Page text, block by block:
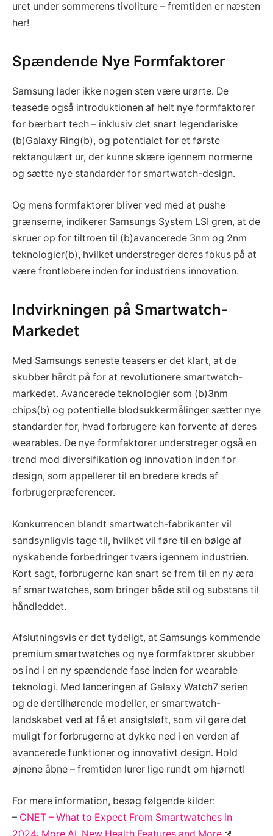
uret under sommerens tivoliture – fremtiden er næsten
her!
Spændende Nye Formfaktorer
Samsung lader ikke nogen sten være urørte. De
teasede også introduktionen af helt nye formfaktorer
for bærbart tech – inklusiv det snart legendariske
(b)Galaxy Ring(b), og potentialet for et første
rektangulært ur, der kunne skære igennem normerne
og sætte nye standarder for smartwatch-design.
Og mens formfaktorer bliver ved med at pushe
grænserne, indikerer Samsungs System LSI gren, at de
skruer op for tiltroen til (b)avancerede 3nm og 2nm
teknologier(b), hvilket understreger deres fokus på at
være frontløbere inden for industriens innovation.
Indvirkningen på Smartwatch-
Markedet
Med Samsungs seneste teasers er det klart, at de
skubber hårdt på for at revolutionere smartwatch-
markedet. Avancerede teknologier som (b)3nm
chips(b) og potentielle blodsukkermålinger sætter nye
standarder for, hvad forbrugere kan forvente af deres
wearables. De nye formfaktorer understreger også en
trend mod diversifikation og innovation inden for
design, som appellerer til en bredere kreds af
forbrugerpræferencer.
Konkurrencen blandt smartwatch-fabrikanter vil
sandsynligvis tage til, hvilket vil føre til en bølge af
nyskabende forbedringer tværs igennem industrien.
Kort sagt, forbrugerne kan snart se frem til en ny æra
af smartwatches, som bringer både stil og substans til
håndleddet.
Afslutningsvis er det tydeligt, at Samsungs kommende
premium smartwatches og nye formfaktorer skubber
os ind i en ny spændende fase inden for wearable
teknologi. Med lanceringen af Galaxy Watch7 serien
og de dertilhørende modeller, er smartwatch-
landskabet ved at få et ansigtsløft, som vil gøre det
muligt for forbrugerne at dykke ned i en verden af
avancerede funktioner og innovativt design. Hold
øjnene åbne – fremtiden lurer lige rundt om hjørnet!
For mere information, besøg følgende kilder:
– CNET – What to Expect From Smartwatches in
2024: More AI, New Health Features and More